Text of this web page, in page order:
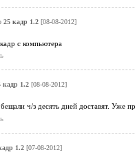
25 кадр 1.2[08-08-2012]
с компьютера
кадр 1.2[08-08-2012]
ч/з десять дней доставят. Уже
1.2[07-08-2012]